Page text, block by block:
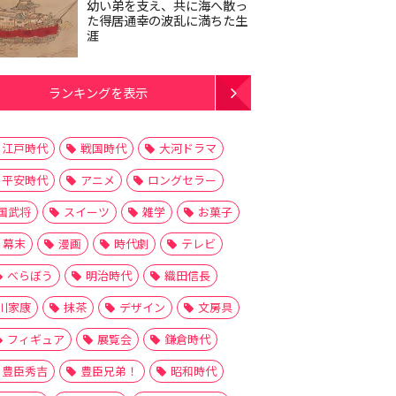
幼い弟を支え、共に海へ散っ
た得居通幸の波乱に満ちた生
涯
ランキングを表示
江戸時代 戦国時代
大河ドラマ
平安時代
アニメ
ロングセラー
武将
スイーツ 雑学
お菓子
幕末
漫画 時代劇
テレビ
べらぼう
明治時代
織田信長
家康
抹茶 デザイン
文房具
フィギュア
展覧会
鎌倉時代
豊臣秀吉
豊臣兄弟！
昭和時代